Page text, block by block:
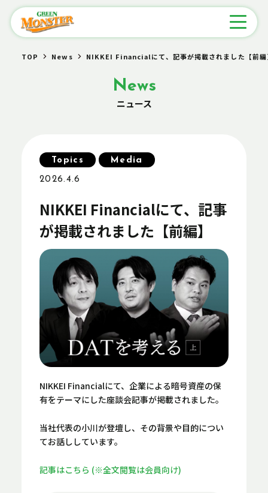
TOP News NIKKEI Financialにて、記事が掲載されました【前編
News
ニュース
Topics Media
2026.4.6
NIKKEI Financialにて、記事
が掲載されました【前編】
NIKKEI Financialにて、企業による暗号資産の保
有をテーマにした座談会記事が掲載されました。
当社代表の小川が登壇し、その背景や目的につい
てお話ししています。
記事はこちら (※全文閲覧は会員向け)